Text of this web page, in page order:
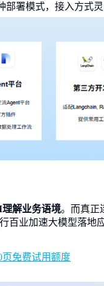
部署模式，接入方
解业务语境。而真正
百业加速大模型落地
页免费试用额度